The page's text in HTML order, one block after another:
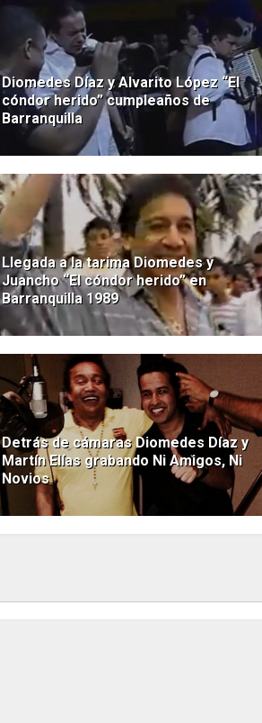
Diomedes Díaz y Alvarito López “El
cóndor herido” cumpleaños de
Barranquilla
Llegada a la tarima Diomedes y
Juancho “El cóndor herido” en
Barranquilla 1989
Detrás de cámaras Diomedes Díaz y
Martín Elías grabando Ni Amigos, Ni
Novios